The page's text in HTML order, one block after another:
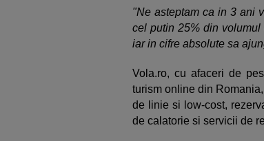
"Ne asteptam ca in 3 ani
cel putin 25% din
iar in cifre absolute sa
Vola.ro, cu afaceri de
turism online din
de linie si low-cost,
de calatorie si servicii de